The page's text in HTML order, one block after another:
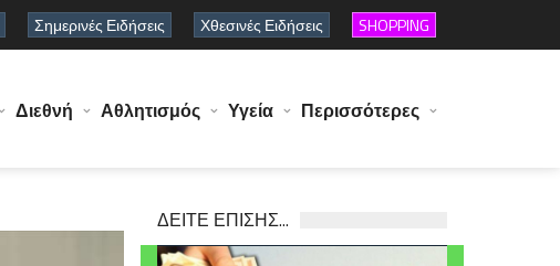
Σημερινές Ειδήσεις Χθεσινές Ειδήσεις SHOPPING
Διεθνή Αθλητισμός Υγεία Περισσότερες
ΔΕΙΤΕ ΕΠΙΣΗΣ...